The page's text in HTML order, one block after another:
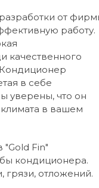
от
работу.
качественного
в себе
уверены, что он
в вашем
Fin"
кондиционера.
грязи, отложений.